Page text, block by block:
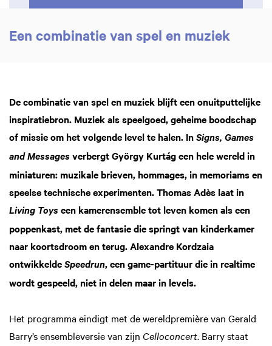
Een combinatie van spel en muziek
De combinatie van spel en muziek blijft een onuitputtelijke
inspiratiebron. Muziek als speelgoed, geheime boodschap
of missie om het volgende level te halen. In Signs, Games
and Messages verbergt György Kurtág een hele wereld in
miniaturen: muzikale brieven, hommages, in memoriams en
speelse technische experimenten. Thomas Adès laat in
Living Toys een kamerensemble tot leven komen als een
poppenkast, met de fantasie die springt van kinderkamer
naar koortsdroom en terug. Alexandre Kordzaia
ontwikkelde Speedrun, een game-partituur die in realtime
wordt gespeeld, niet in delen maar in levels.
Het programma eindigt met de wereldpremière van Gerald
Barry’s ensembleversie van zijn Celloconcert. Barry staat
Inzoomen